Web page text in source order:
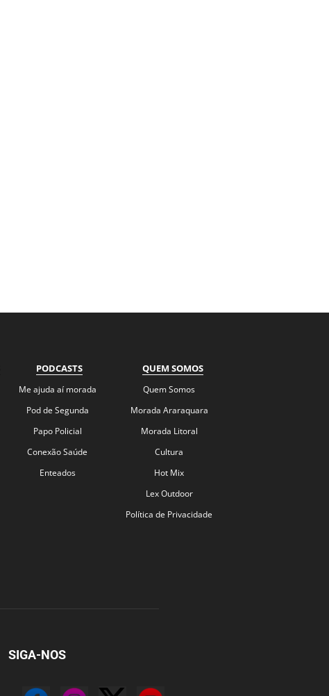
PODCASTS
Me ajuda aí morada
Pod de Segunda
Papo Policial
Conexão Saúde
Enteados
QUEM SOMOS
Quem Somos
Morada Araraquara
Morada Litoral
Cultura
Hot Mix
Lex Outdoor
Política de Privacidade
SIGA-NOS